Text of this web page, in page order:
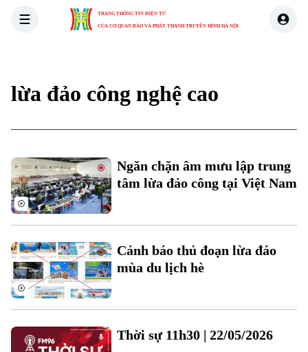
TRANG THÔNG TIN ĐIỆN TỬ
CỦA CƠ QUAN BÁO VÀ PHÁT THANH TRUYỀN HÌNH HÀ NỘI
Xu hướng
lừa đảo công nghệ cao
Ngăn chặn âm mưu lập trung
tâm lừa đảo công tại Việt Nam
Cảnh báo thủ đoạn lừa đảo
mùa du lịch hè
Thời sự 11h30 | 22/05/2026